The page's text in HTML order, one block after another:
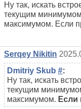
Ну так, искать
текущим
максимумом. Если
Serqey Nikitin
Dmitriy Skub #:
Ну так, искать
текущим
максимумом. Если